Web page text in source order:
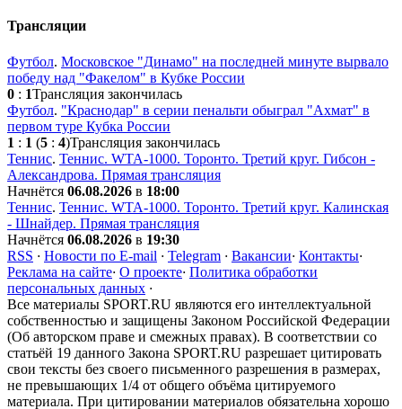
Трансляции
Футбол. Московское "Динамо" на последней минуте вырвало
победу над "Факелом" в Кубке России
0 : 1Трансляция закончилась
Футбол. "Краснодар" в серии пенальти обыграл "Ахмат" в
первом туре Кубка России
1 : 1 (5 : 4)Трансляция закончилась
Теннис. Теннис. WTA-1000. Торонто. Третий круг. Гибсон -
Александрова. Прямая трансляция
Начнётся 06.08.2026 в 18:00
Теннис. Теннис. WTA-1000. Торонто. Третий круг. Калинская
- Шнайдер. Прямая трансляция
Начнётся 06.08.2026 в 19:30
RSS · Новости по E-mail · Telegram · Вакансии· Контакты·
Реклама на сайте· О проекте· Политика обработки
персональных данных ·
Все материалы SPORT.RU являются его интеллектуальной
собственностью и защищены Законом Российской Федерации
(Об авторском праве и смежных правах). В соответствии со
статьёй 19 данного Закона SPORT.RU разрешает цитировать
свои тексты без своего письменного разрешения в размерах,
не превышающих 1/4 от общего объёма цитируемого
материала. При цитировании материалов обязательна хорошо